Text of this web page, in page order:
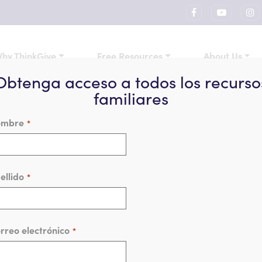
ThinkGive Free Resources About Us
su Hija/Hijo “Tamaño
Problema
acceso a todos los
familiares
*
*
electrónico *